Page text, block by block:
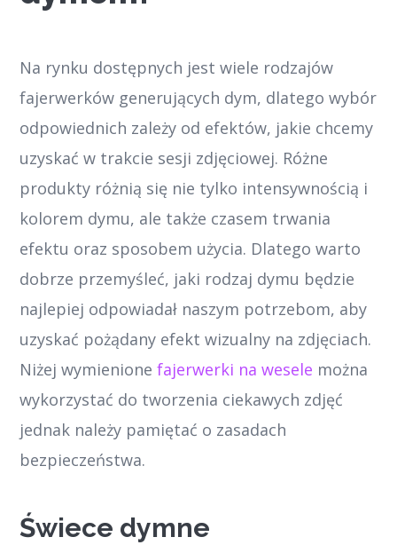
Na rynku dostępnych jest wiele rodzajów
fajerwerków generujących dym, dlatego wybór
odpowiednich zależy od efektów, jakie chcemy
uzyskać w trakcie sesji zdjęciowej. Różne
produkty różnią się nie tylko intensywnością i
kolorem dymu, ale także czasem trwania
efektu oraz sposobem użycia. Dlatego warto
dobrze przemyśleć, jaki rodzaj dymu będzie
najlepiej odpowiadał naszym potrzebom, aby
uzyskać pożądany efekt wizualny na zdjęciach.
Niżej wymienionefajerwerki na wesele można
wykorzystać do tworzenia ciekawych zdjęć
jednak należy pamiętać o zasadach
bezpieczeństwa.
Świece dymne